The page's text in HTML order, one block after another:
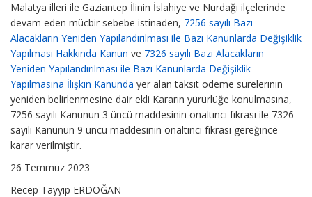
Malatya illeri ile Gaziantep İlinin İslahiye ve Nurdağı ilçelerinde
devam eden mücbir sebebe istinaden, 7256 sayılı Bazı
Alacakların Yeniden Yapılandırılması ile Bazı Kanunlarda Değişiklik
Yapılması Hakkında Kanun ve 7326 sayılı Bazı Alacakların
Yeniden Yapılandırılması ile Bazı Kanunlarda Değişiklik
Yapılmasına İlişkin Kanunda yer alan taksit ödeme sürelerinin
yeniden belirlenmesine dair ekli Kararın yürürlüğe konulmasına,
7256 sayılı Kanunun 3 üncü maddesinin onaltıncı fıkrası ile 7326
sayılı Kanunun 9 uncu maddesinin onaltıncı fıkrası gereğince
karar verilmiştir.
26 Temmuz 2023
Recep Tayyip ERDOĞAN